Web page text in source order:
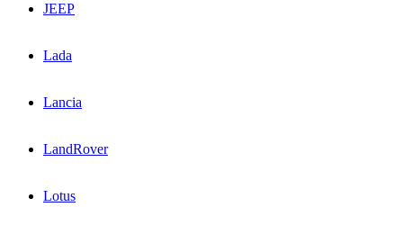
JEEP
Lada
Lancia
LandRover
Lotus